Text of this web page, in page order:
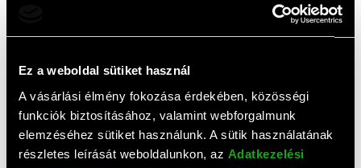
Ez a weboldal sütiket használ
A vásárlási élmény fokozása érdekében, közösségi
funkciók biztosításához, valamint webforgalmunk
elemzéséhez sütiket használunk. A sütik használatának
részletes leírását weboldalunkon, az Adatkezelési
Ehhez a termékhez még nem érkezett értékelés. Legyél te
Top termékek